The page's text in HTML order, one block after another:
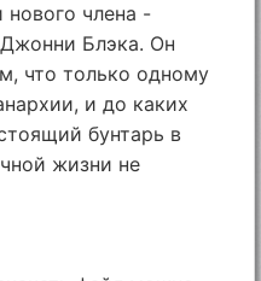
нового члена -
Джонни Блэка. Он
что только одному
и до каких
бунтарь в
жизни не